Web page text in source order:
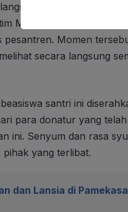
dengan suasana
Mandiri berkesempatan
Momen
secara langsung
santri ini
para donatur yang
ini. Senyum dan rasa
pihak yang terlibat.
dan Lansia di